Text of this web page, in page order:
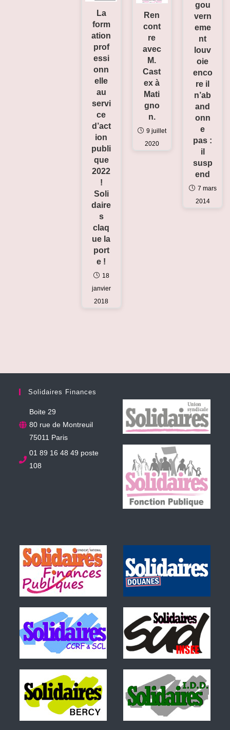
gou
vern
eme
nt
louv
oie
enco
re il
n’ab
and
onn
e
pas :
il
susp
end
7 mars
2014
Ren
cont
re
avec
M.
Cast
ex à
Mati
gno
n.
9 juillet
2020
La
form
ation
prof
essi
onn
elle
au
servi
ce
d’act
ion
publi
que
2022
!
Soli
daire
s
claq
ue la
port
e !
18
janvier
2018
Solidaires Finances
Boite 29
80 rue de Montreuil
75011 Paris
01 89 16 48 49 poste
108